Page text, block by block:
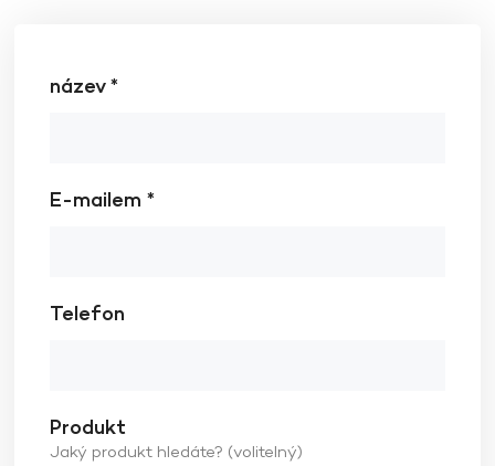
název *
E-mailem *
Telefon
Produkt
Jaký produkt hledáte? (volitelný)